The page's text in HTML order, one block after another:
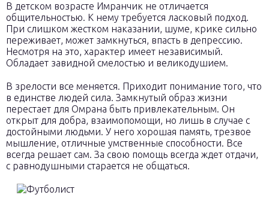
В детском возрасте Имранчик не отличается
общительностью. К нему требуется ласковый подход.
При слишком жестком наказании, шуме, крике сильно
переживает, может замкнуться, впасть в депрессию.
Несмотря на это, характер имеет независимый.
Обладает завидной смелостью и великодушием.
В зрелости все меняется. Приходит понимание того, что
в единстве людей сила. Замкнутый образ жизни
перестает для Омрана быть привлекательным. Он
открыт для добра, взаимопомощи, но лишь в случае с
достойными людьми. У него хорошая память, трезвое
мышление, отличные умственные способности. Все
всегда решает сам. За свою помощь всегда ждет отдачи,
с равнодушными старается не общаться.